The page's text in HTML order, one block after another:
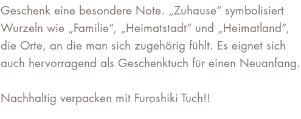
Geschenk eine besondere Note. „Zuhause“ symbolisiert
Wurzeln wie „Familie“, „Heimatstadt“ und „Heimatland“,
die Orte, an die man sich zugehörig fühlt. Es eignet sich
auch hervorragend als Geschenktuch für einen Neuanfang.
Nachhaltig verpacken mit Furoshiki Tuch!!